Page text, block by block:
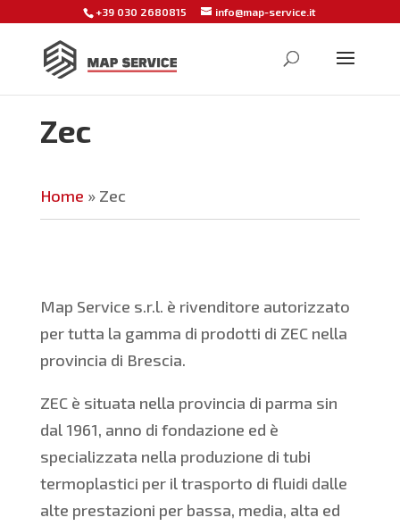
+39 030 2680815 info@map-service.it
Zec
Home » Zec
Map Service s.r.l. è rivenditore autorizzato
per tutta la gamma di prodotti di ZEC nella
provincia di Brescia.
ZEC è situata nella provincia di parma sin
dal 1961, anno di fondazione ed è
specializzata nella produzione di tubi
termoplastici per il trasporto di fluidi dalle
alte prestazioni per bassa, media, alta ed